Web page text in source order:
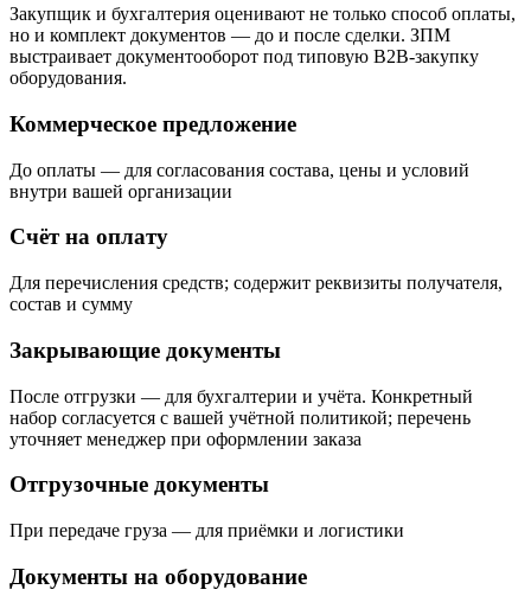
Закупщик и бухгалтерия оценивают не только способ оплаты,
но и комплект документов — до и после сделки. ЗПМ
выстраивает документооборот под типовую B2B-закупку
оборудования.
Коммерческое предложение
До оплаты — для согласования состава, цены и условий
внутри вашей организации
Счёт на оплату
Для перечисления средств; содержит реквизиты получателя,
состав и сумму
Закрывающие документы
После отгрузки — для бухгалтерии и учёта. Конкретный
набор согласуется с вашей учётной политикой; перечень
уточняет менеджер при оформлении заказа
Отгрузочные документы
При передаче груза — для приёмки и логистики
Документы на оборудование